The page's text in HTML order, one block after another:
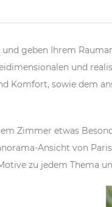
geben Ihrem
und
sowie dem
Zimmer etwas
Ansicht von
zu jedem Thema